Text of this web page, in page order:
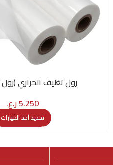
رول تغليف الحراري
5.250ر.ع.
تحديد أحد الخيارات